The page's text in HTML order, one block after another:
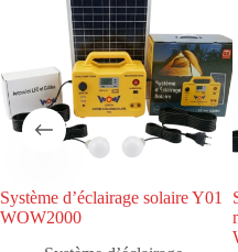
Système d’éclairage solaire Y01
WOW2000